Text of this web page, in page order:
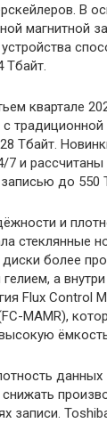
В
магнитной
Тбайт.
квартале
Тбайт.
и рассчитаны
до 550
и
стеклянные
более
а
Flux Control
MAMR),
записи.